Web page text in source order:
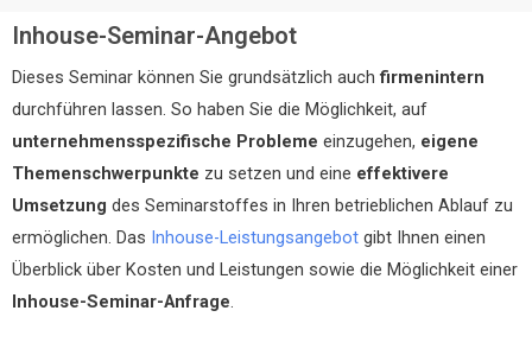
Inhouse-Seminar-Angebot
Dieses Seminar können Sie grundsätzlich auchfirmenintern
durchführen lassen. So haben Sie die Möglichkeit, auf
unternehmensspezifische Probleme einzugehen, eigene
Themenschwerpunkte zu setzen und eine effektivere
Umsetzung des Seminarstoffes in Ihren betrieblichen Ablauf zu
ermöglichen. Das Inhouse-Leistungsangebot gibt Ihnen einen
Überblick über Kosten und Leistungen sowie die Möglichkeit einer
Inhouse-Seminar-Anfrage.